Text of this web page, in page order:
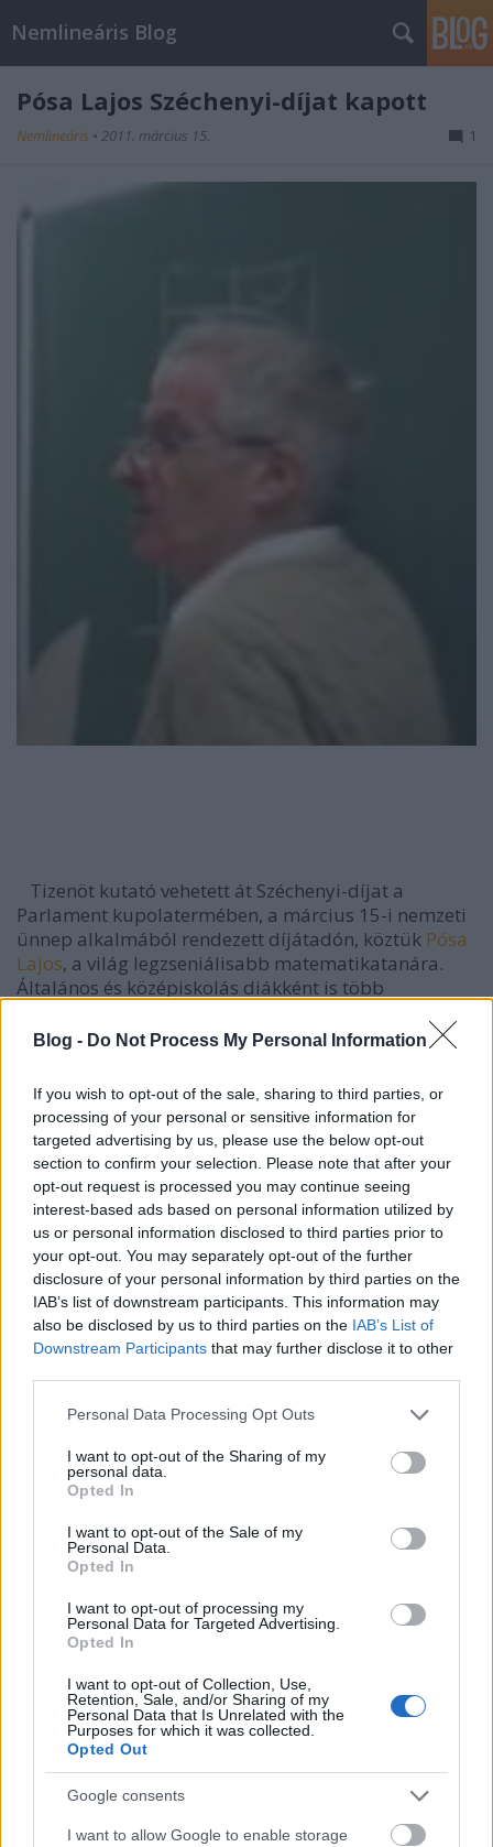
Blog - Do Not Process My Personal Information
If you wish to opt-out of the sale, sharing to third parties, or
processing of your personal or sensitive information for
targeted advertising by us, please use the below opt-out
section to confirm your selection. Please note that after your
opt-out request is processed you may continue seeing
interest-based ads based on personal information utilized by
us or personal information disclosed to third parties prior to
your opt-out. You may separately opt-out of the further
disclosure of your personal information by third parties on the
IAB’s list of downstream participants. This information may
also be disclosed by us to third parties on the IAB’s List of
Downstream Participants that may further disclose it to other
Please note that this website/app uses one or more Google
not limited to your visit or usage behaviour. You may click to
grant or deny consent to Google and its third-party tags to
use your data for below specified purposes in below Google
consent section.
Personal Data Processing Opt Outs
I want to opt-out of the Sharing of my
personal data.
Opted In
I want to opt-out of the Sale of my
Personal Data.
Opted In
I want to opt-out of processing my
Personal Data for Targeted Advertising.
Opted In
I want to opt-out of Collection, Use,
Retention, Sale, and/or Sharing of my
Personal Data that Is Unrelated with the
Purposes for which it was collected.
Opted Out
Google consents
I want to allow Google to enable storage
Nemlineáris Blog
Pósa Lajos Széchenyi-díjat kapott
Nemlineáris • 2011. március 15. 1
Tizenöt kutató vehetett át Széchenyi-díjat a
Parlament kupolatermében, a március 15-i nemzeti
ünnep alkalmából rendezett díjátadón, köztük Pósa
Lajos, a világ legzseniálisabb matematikatanára.
Általános és középiskolás diákként is több
fantasztikus hétvégi táborokon, amiket máig életem
A továbbiakban az mta.hu-t idézem:
– Nem matematikusokat akarok nevelni, hanem
gondolkodó embereket – mondta az mta.hu-nakPósa
Lajos , azMTA Rényi Alfréd Matematikai Kutatóintézet
munkatársa, aki húsz éve tart matematikai táborokat
általános és középiskolás gyermekeknek. Az oktató, aki
kétszáz összejövetelt szervezett meg érdeklődő
diákoknak -, a matematikát olyan terepnek tekinti,
amely egy speciális gondolkodás elsajátítását teszi
lehetővé. Tanítványait arra ösztönzi, hogy saját
fejlődésüket, és ne mások legyőzését tartsák fontosnak,
azaz ne a versenyekre összpontosítsanak. A
matematikai tehetséggondozásban kidolgozott,
eredményeiért, a pedagógusképzésben végzett
tevékenysége elismeréseként Széchenyi-díjban részesülő
amelyben a tanulás mellett helyet kap az olvasás, a
sport vagy a zenélés is.
További olvasnivaló:
Pósa Lajos - Matematikai táboraim (Természet
Világa)